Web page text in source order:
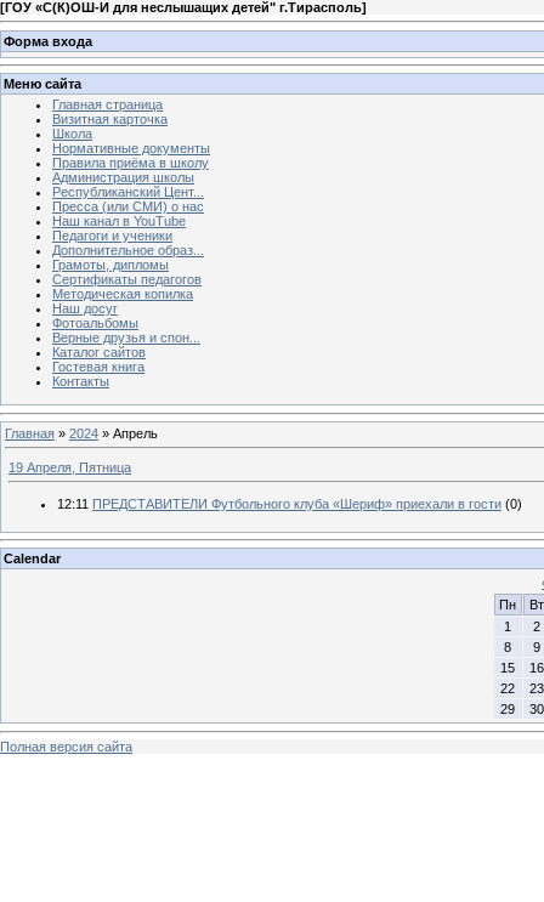
[ГОУ «С(К)ОШ-И для неслышащих детей" г.Тирасполь]
Форма входа
Меню сайта
Главная страница
Визитная карточка
Школа
Нормативные документы
Правила приёма в школу
Администрация школы
Республиканский Цент...
Пресса (или СМИ) о нас
Наш канал в YouTube
Педагоги и ученики
Дополнительное образ...
Грамоты, дипломы
Сертификаты педагогов
Методическая копилка
Наш досуг
Фотоальбомы
Верные друзья и спон...
Каталог сайтов
Гостевая книга
Контакты
Главная » 2024 » Апрель
19 Апреля, Пятница
12:11 ПРЕДСТАВИТЕЛИ Футбольного клуба «Шериф» приехали в гости (0)
Calendar
Пн
Вт
1
2
8
9
15
16
22
23
29
30
Полная версия сайта